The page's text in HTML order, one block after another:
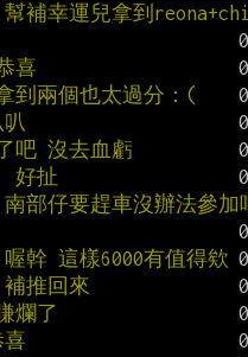
補幸運兒拿到
喜
到兩個也太過分：(
吧 沒去血虧
好扯
部仔要趕車沒辦法參加
幹 這樣6000有值得欸
推回來
爛了